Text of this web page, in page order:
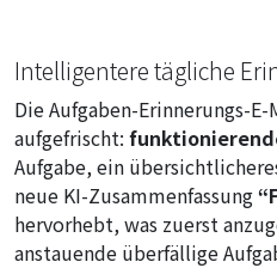
Intelligentere tägliche
Die Aufgaben-Erinnerungs-
aufgefrischt:
Aufgabe, ein
neue KI-Zusammenfassung
hervorhebt, was zuerst
anstauende überfällige